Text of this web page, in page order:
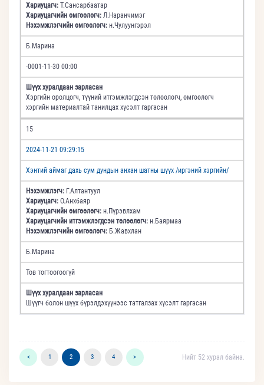
Хариуцагч: Т.Сансарбаатар
Хариуцагчийн өмгөөлөгч: Л.Наранчимэг
Нэхэмжлэгчийн өмгөөлөгч: н.Чулуунгэрэл
Б.Марина
-0001-11-30 00:00
Шүүх хуралдаан зарласан
Хэргийн оролцогч, түүний итгэмжлэгдсэн төлөөлөгч, өмгөөлөгч
хэргийн материалтай танилцах хүсэлт гаргасан
15
2024-11-21 09:29:15
Хэнтий аймаг дахь сум дундын анхан шатны шүүх /иргэний хэргийн/
Нэхэмжлэгч: Г.Алтантуул
Хариуцагч: О.Анхбаяр
Хариуцагчийн өмгөөлөгч: н.Пүрэвлхам
Хариуцагчийн итгэмжлэгдсэн төлөөлөгч: н.Баярмаа
Нэхэмжлэгчийн өмгөөлөгч: Б.Жавхлан
Б.Марина
Тов тогтоогоогүй
Шүүх хуралдаан зарласан
Шүүгч болон шүүх бүрэлдэхүүнээс татгалзах хүсэлт гаргасан
< 1 2 3 4 > Нийт 52 хурал байна.